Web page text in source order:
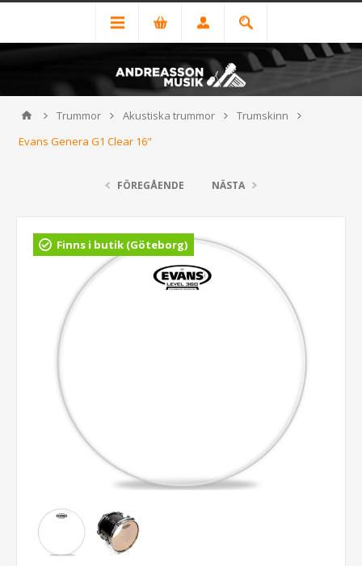
Trummor Akustiska trummor
Trumskinn
Evans Genera G1 Clear 16"
FÖREGÅENDE NÄSTA
Finns i butik (Göteborg)